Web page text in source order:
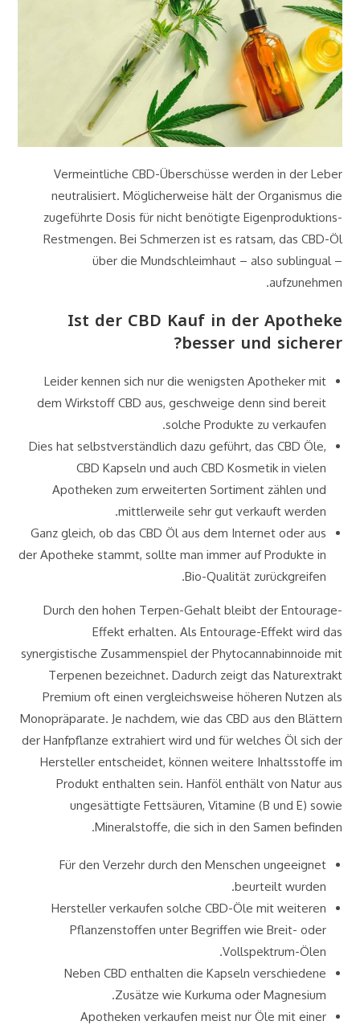
Vermeintliche CBD-Überschüsse werden in der Leber
neutralisiert. Möglicherweise hält der Organismus die
zugeführte Dosis für nicht benötigte Eigenproduktions-
Restmengen. Bei Schmerzen ist es ratsam, das CBD-Öl
über die Mundschleimhaut – also sublingual –
aufzunehmen.
Ist der CBD Kauf in der Apotheke
besser und sicherer?
Leider kennen sich nur die wenigsten Apotheker mit
dem Wirkstoff CBD aus, geschweige denn sind bereit
solche Produkte zu verkaufen.
Dies hat selbstverständlich dazu geführt, das CBD Öle,
CBD Kapseln und auch CBD Kosmetik in vielen
Apotheken zum erweiterten Sortiment zählen und
mittlerweile sehr gut verkauft werden.
Ganz gleich, ob das CBD Öl aus dem Internet oder aus
der Apotheke stammt, sollte man immer auf Produkte in
Bio-Qualität zurückgreifen.
Durch den hohen Terpen-Gehalt bleibt der Entourage-
Effekt erhalten. Als Entourage-Effekt wird das
synergistische Zusammenspiel der Phytocannabinnoide mit
Terpenen bezeichnet. Dadurch zeigt das Naturextrakt
Premium oft einen vergleichsweise höheren Nutzen als
Monopräparate. Je nachdem, wie das CBD aus den Blättern
der Hanfpflanze extrahiert wird und für welches Öl sich der
Hersteller entscheidet, können weitere Inhaltsstoffe im
Produkt enthalten sein. Hanföl enthält von Natur aus
ungesättigte Fettsäuren, Vitamine (B und E) sowie
Mineralstoffe, die sich in den Samen befinden.
Für den Verzehr durch den Menschen ungeeignet
beurteilt wurden.
Hersteller verkaufen solche CBD-Öle mit weiteren
Pflanzenstoffen unter Begriffen wie Breit- oder
Vollspektrum-Ölen.
Neben CBD enthalten die Kapseln verschiedene
Zusätze wie Kurkuma oder Magnesium.
Apotheken verkaufen meist nur Öle mit einer